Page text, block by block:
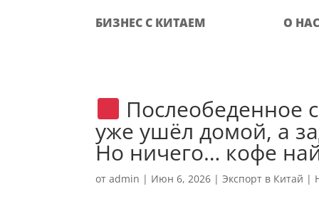
БИЗНЕС С КИТАЕМ О НАС
Послеобеденное
уже ушёл домой, а
Но ничего… кофе
отadmin | Июн 6, 2026 |Экспорт в Китай |